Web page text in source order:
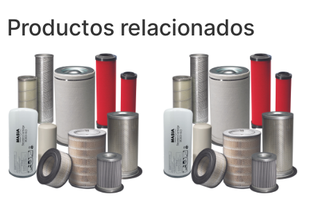
Productos relacionados